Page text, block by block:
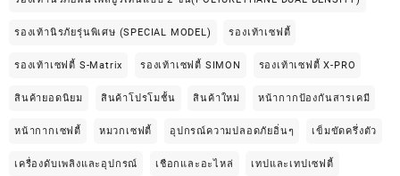
รองเท้านิรภัยรุ่นพิเศษ (SPECIAL MODEL) รองเท้าเซฟตี้
รองเท้าเซฟตี้ S-Matrix รองเท้าเซฟตี้ SIMON รองเท้าเซฟตี้ X-PRO
สินค้ายอดนิยม สินค้าโปรโมชั้น สินค้าใหม่ หน้ากากป้องกันสารเคมี
หน้ากากเซฟตี้ หมวกเซฟตี้ อุปกรณ์ความปลอดภัยอิ่นๆ เข็มขัดครึ่งตัว
เครื่องดับเพลิงและอุปกรณ์ เชือกและอะไหล่ เทปและเทปเซฟตี้